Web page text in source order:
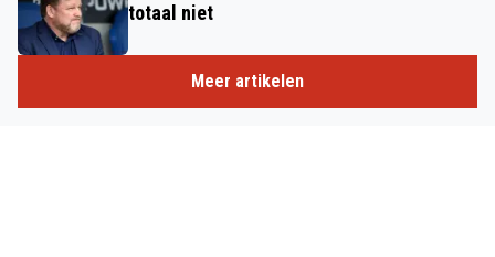
totaal niet
Meer artikelen